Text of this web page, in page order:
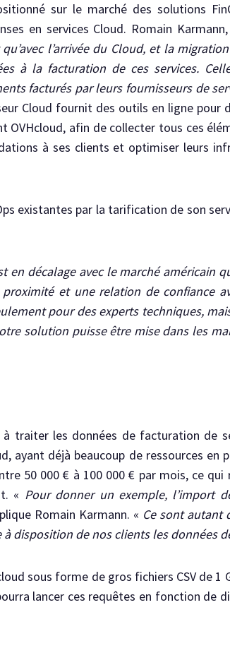
sur le marché des solutions
en services Cloud. Romain
l’arrivée du Cloud, et la
à la facturation de ces services.
facturés par leurs fournisseurs de
Cloud fournit des outils en ligne
OVHcloud, afin de collecter tous ces
à ses clients et optimiser leurs
existantes par la tarification de son
en décalage avec le marché américain
et une relation de confiance
pour des experts techniques,
solution puisse être mise dans les
traiter les données de facturation de
ayant déjà beaucoup de ressources en
50 000 € à 100 000 € par mois, ce
« Pour donner un exemple, l’import
Romain Karmann. « Ce sont autant
à disposition de nos clients les données
sous forme de gros fichiers CSV de 1
lancer ces requêtes en fonction de